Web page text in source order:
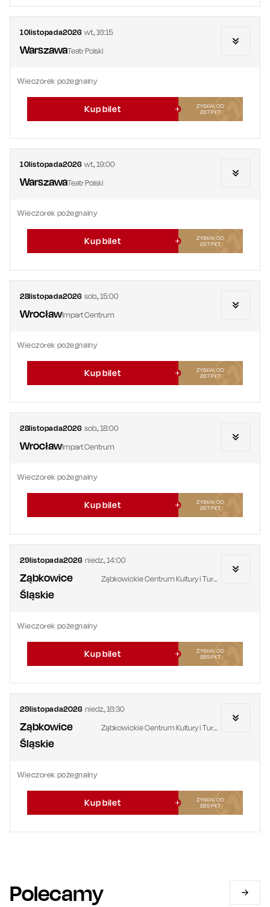
10listopada2026 wt.,16:15
WarszawaTeatr Polski
Wieczorek pożegnalny
Kup bilet
ZYSKAJ OD
237PKT
10listopada2026 wt.,19:00
WarszawaTeatr Polski
Wieczorek pożegnalny
Kup bilet
ZYSKAJ OD
237PKT
28listopada2026 sob.,15:00
WrocławImpart Centrum
Wieczorek pożegnalny
Kup bilet
ZYSKAJ OD
297PKT
28listopada2026 sob.,18:00
WrocławImpart Centrum
Wieczorek pożegnalny
Kup bilet
ZYSKAJ OD
297PKT
29listopada2026 niedz.,14:00
Ząbkowice
Śląskie
Ząbkowickie Centrum Kultury i Turystyki
Wieczorek pożegnalny
Kup bilet
ZYSKAJ OD
285PKT
29listopada2026 niedz.,16:30
Ząbkowice
Śląskie
Ząbkowickie Centrum Kultury i Turystyki
Wieczorek pożegnalny
Kup bilet
ZYSKAJ OD
285PKT
Polecamy